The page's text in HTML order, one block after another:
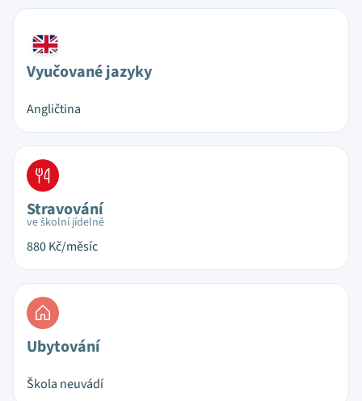
Vyučované jazyky
Angličtina
Stravování
ve školní jídelně
880Kč/měsíc
Ubytování
Škola neuvádí